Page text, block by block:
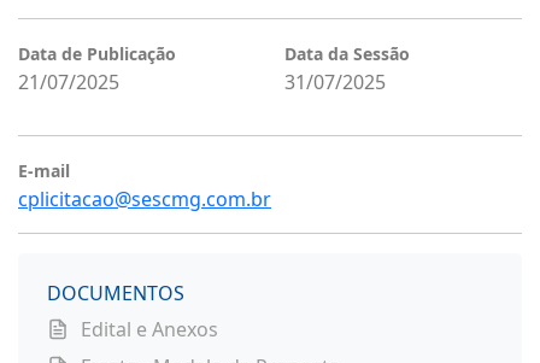
Data de Publicação
21/07/2025
Data da Sessão
31/07/2025
E-mail
cplicitacao@sescmg.com.br
DOCUMENTOS
Edital e Anexos